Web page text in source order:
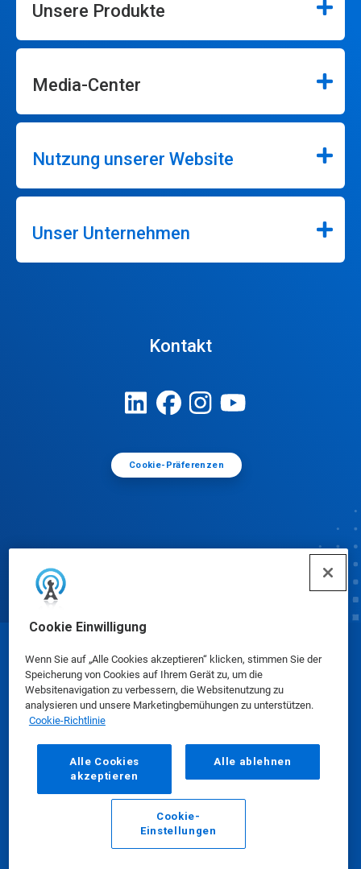
Cookie Einwilligung
Wenn Sie auf „Alle Cookies akzeptieren“ klicken, stimmen Sie der
Speicherung von Cookies auf Ihrem Gerät zu, um die
Websitenavigation zu verbessern, die Websitenutzung zu
analysieren und unsere Marketingbemühungen zu unterstützen.
Cookie-Richtlinie
Alle Cookies
akzeptieren
Alle ablehnen
Cookie-
Einstellungen
Unsere Produkte
Media-Center
Nutzung unserer Website
Unser Unternehmen
Kontakt
Cookie-Präferenzen
E-Mail Anrufen
© Ecolab Inc. 2025
Sicherheitsdatenblätter|Datenschutzrichtlinie